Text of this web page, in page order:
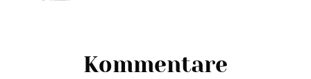
Kommentare